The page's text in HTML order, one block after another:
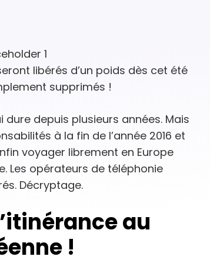
libérés d’un poids dès cet été
supprimés !
dure depuis plusieurs années. Mais
à la fin de l’année 2016 et
voyager librement en Europe
Les opérateurs de téléphonie
Décryptage.
au
!